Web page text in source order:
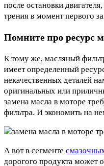
после остановки
трения в момент первого
Помните про ресурс
К тому же, масляный
имеет определенный
некачественных деталей
оригинальных или
замена масла в моторе
фильтра. И экономить на
А вот в сегменте
дорогого продукта может